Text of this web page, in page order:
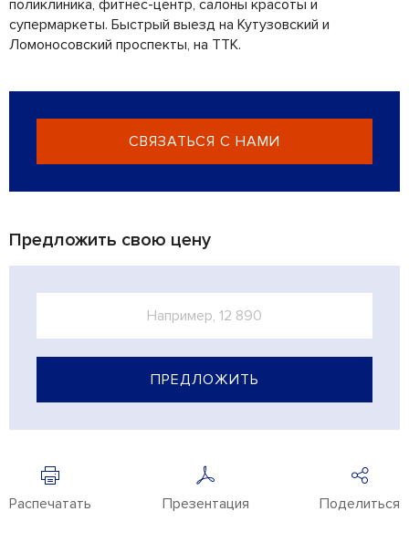
поликлиника, фитнес-центр, салоны красоты и
супермаркеты. Быстрый выезд на Кутузовский и
Ломоносовский проспекты, на ТТК.
СВЯЗАТЬСЯ С НАМИ
Предложить свою цену
ПРЕДЛОЖИТЬ
Распечатать Презентация Поделиться